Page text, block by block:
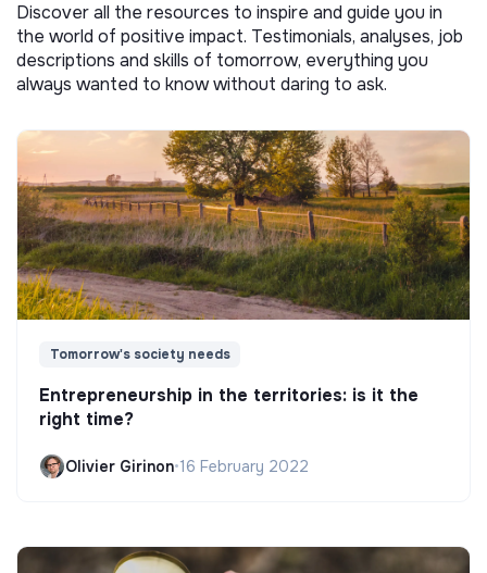
Discover all the resources to inspire and guide you in
the world of positive impact. Testimonials, analyses, job
descriptions and skills of tomorrow, everything you
always wanted to know without daring to ask.
Tomorrow's society needs
Entrepreneurship in the territories: is it the
right time?
Olivier Girinon•16 February 2022